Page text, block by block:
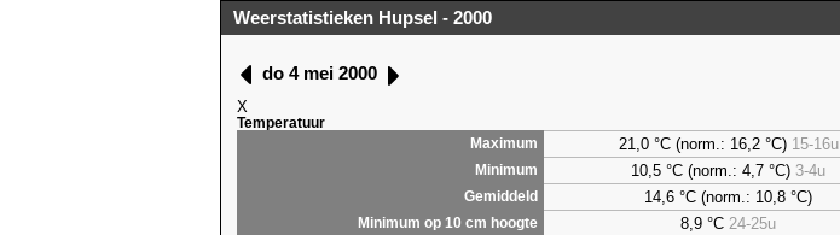
Weerstatistieken Hupsel - 2000
do 4 mei 2000
X
Temperatuur
Maximum
21,0 °C (norm.: 16,2 °C) 15-16u
Minimum 10,5 °C (norm.: 4,7 °C) 3-4u
Gemiddeld 14,6 °C (norm.: 10,8 °C)
Minimum op 10 cm hoogte 8,9 °C 24-25u